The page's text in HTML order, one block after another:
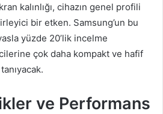
kalınlığı, cihazın genel profili
bir etken. Samsung’un bu
yüzde 20’lik incelme
çok daha kompakt ve hafif
ve Performans